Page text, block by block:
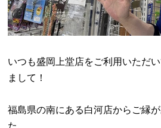
いつも盛岡上堂店をご利用いただ
まして！
福島県の南にある白河店からご縁